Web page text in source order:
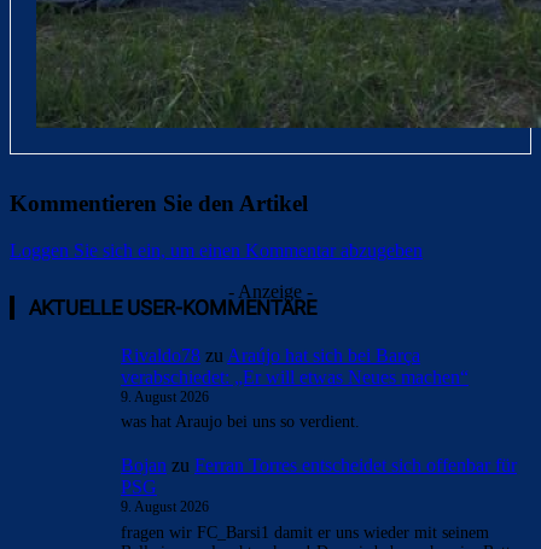
Kommentieren Sie den Artikel
Loggen Sie sich ein, um einen Kommentar abzugeben
- Anzeige -
AKTUELLE USER-KOMMENTARE
Rivaldo78 zu Araújo hat sich bei Barça
verabschiedet: „Er will etwas Neues machen“
9. August 2026
was hat Araujo bei uns so verdient.
Bojan zu Ferran Torres entscheidet sich offenbar für
PSG
9. August 2026
fragen wir FC_Barsi1 damit er uns wieder mit seinem